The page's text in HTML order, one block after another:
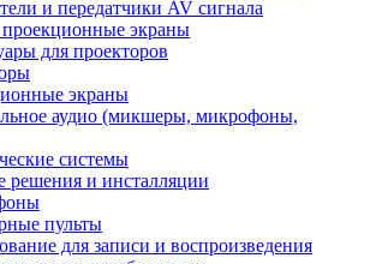
и передатчики AV сигнала
экраны
для проекторов
экраны
аудио (микшеры, микрофоны,
системы
решения и инсталляции
пульты
для записи и воспроизведения